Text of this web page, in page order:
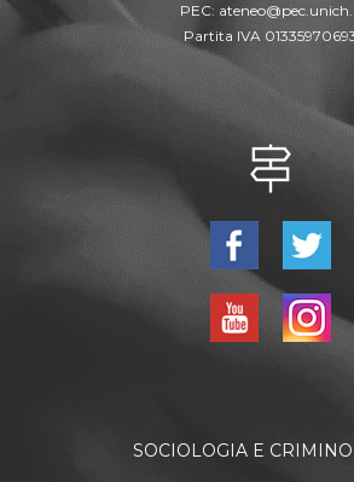
PEC:
Partita IVA
SOCIOLOGIA E